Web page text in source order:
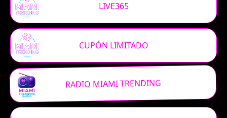
LIVE365
CUPÓN LIMITADO
RADIO MIAMI TRENDING